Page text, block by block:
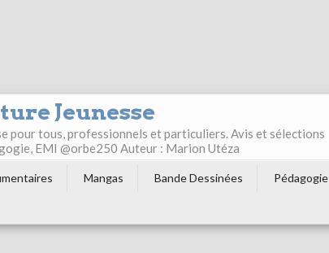
Jeunesse
pour tous, professionnels et particuliers. Avis et sélections
EMI @orbe250 Auteur : Marion Utéza
Mangas Bande Dessinées Pédagogie